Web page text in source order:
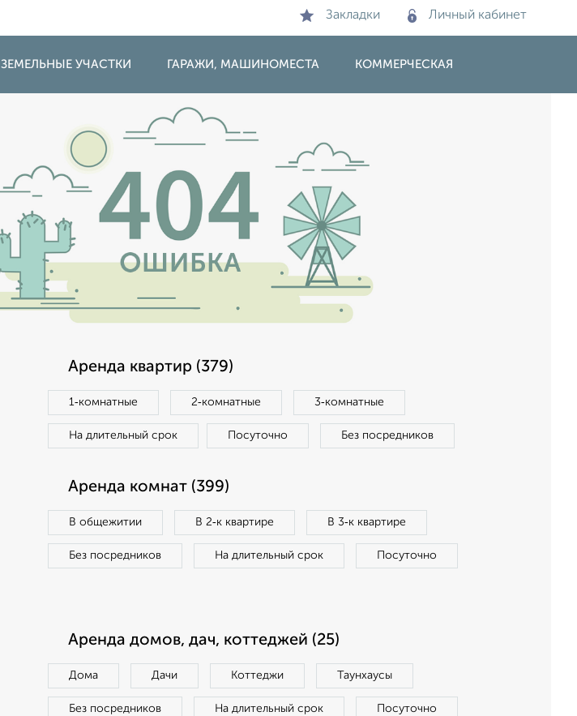
Закладки Личный кабинет
ЗЕМЕЛЬНЫЕ УЧАСТКИ ГАРАЖИ, МАШИНОМЕСТА КОММЕРЧЕСКАЯ
Аренда квартир (379)
1‑комнатные 2‑комнатные 3‑комнатные
На длительный срок Посуточно Без посредников
Аренда комнат (399)
В общежитии В 2‑к квартире В 3‑к квартире
Без посредников На длительный срок Посуточно
Аренда домов, дач, коттеджей (25)
Дома Дачи Коттеджи Таунхаусы
Без посредников На длительный срок Посуточно